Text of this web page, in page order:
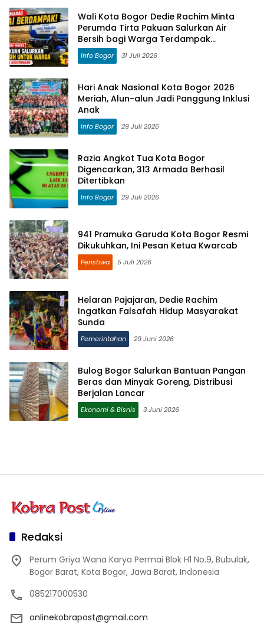
Wali Kota Bogor Dedie Rachim Minta
Perumda Tirta Pakuan Salurkan Air
Bersih bagi Warga Terdampak
Kekeringan
Info Bogor 31 Juli 2026
Hari Anak Nasional Kota Bogor 2026
Meriah, Alun-alun Jadi Panggung Inklusi
Anak
Info Bogor 29 Juli 2026
Razia Angkot Tua Kota Bogor
Digencarkan, 313 Armada Berhasil
Ditertibkan
Info Bogor 29 Juli 2026
941 Pramuka Garuda Kota Bogor Resmi
Dikukuhkan, Ini Pesan Ketua Kwarcab
Peristiwa 5 Juli 2026
Helaran Pajajaran, Dedie Rachim
Ingatkan Falsafah Hidup Masyarakat
Sunda
Pemerintahan 29 Juni 2026
Bulog Bogor Salurkan Bantuan Pangan
Beras dan Minyak Goreng, Distribusi
Berjalan Lancar
Ekonomi & Bisnis 3 Juni 2026
Redaksi
Perum Griya Wana Karya Permai Blok H1 No.9, Bubulak,
Bogor Barat, Kota Bogor, Jawa Barat, Indonesia
085217000530
onlinekobrapost@gmail.com